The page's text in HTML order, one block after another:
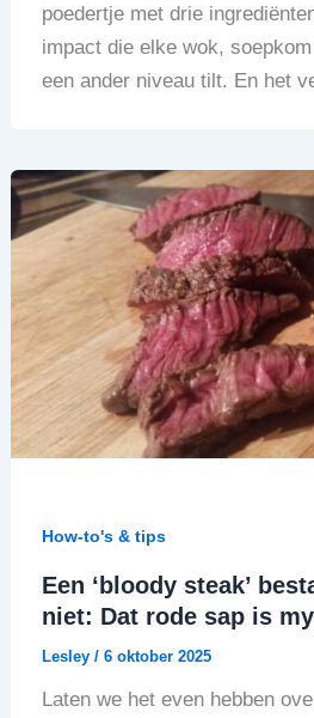
poedertje met drie
impact die elke wok,
een ander niveau tilt. En het
How-to's & tips
Een ‘bloody steak’
niet: Dat rode sap is
Lesley / 6 oktober 2025
Laten we het even hebben